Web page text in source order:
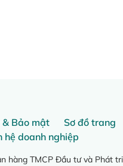
Bảo mật Sơ đồ trang
hệ doanh nghiệp
hàng TMCP Đầu tư và Phát